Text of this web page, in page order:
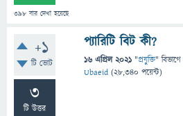
398 বার দেখা হয়েছে
+1
টি ভোট
3
টি উত্তর
প্যারিটি বিট কী?
16 এপ্রিল 2021 "প্রযুক্তি" বিভাগে
Ubaeid (28,340 পয়েন্ট)